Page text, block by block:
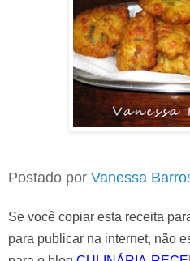
Postado por Vanessa
Se você copiar esta receita
para publicar na internet, não